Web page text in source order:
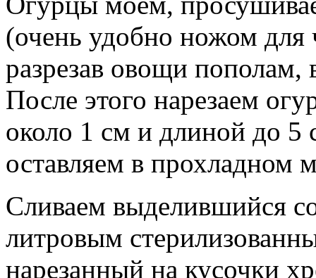
(очень удобно ножом для
разрезав овощи
После этого нарезаем
около 1 см и длиной до
оставляем в прохладном
Сливаем выделившийся
литровым
нарезанный на кусочки